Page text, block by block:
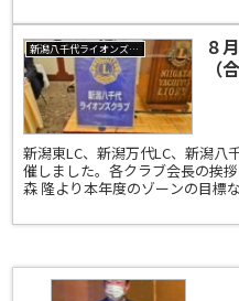
新潟八千代ライオンズクラブ
８
（
新潟東LC、新潟万代LC、新潟八
催しました。各クラブ会長の挨
森 隆より本年度のゾーンの目標